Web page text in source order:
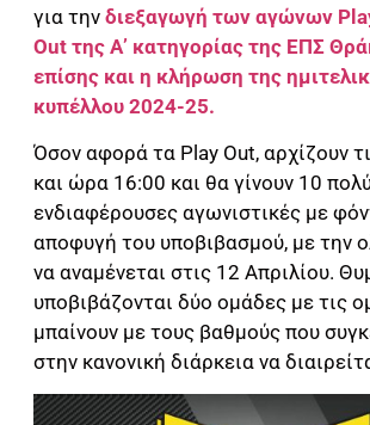
για την διεξαγωγή των αγώνων
Out της Α’ κατηγορίας της ΕΠΣ
επίσης και η κλήρωση της
κυπέλλου 2024-25.
Όσον αφορά τα Play Out, αρχίζουν
και ώρα 16:00 και θα γίνουν 10
ενδιαφέρουσες αγωνιστικές με
αποφυγή του υποβιβασμού, με την
να αναμένεται στις 12 Απριλίου.
υποβιβάζονται δύο ομάδες με τις
μπαίνουν με τους βαθμούς που
στην κανονική διάρκεια να